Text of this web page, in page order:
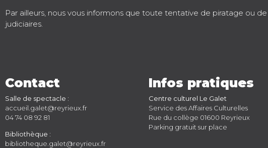
Par ailleurs, nous vous informons que toute tentative de piratage ou
judiciaires.
Contact
Salle de spectacle :
accueil.galet@reyrieux.fr
04 74 08 92 81
Bibliothèque :
bibliotheque.galet@reyrieux.fr
Infos pratiques
Centre culturel Le Galet
Service des Affaires Culturelles
Rue du collège 01600 Reyrieux
Parking gratuit sur place